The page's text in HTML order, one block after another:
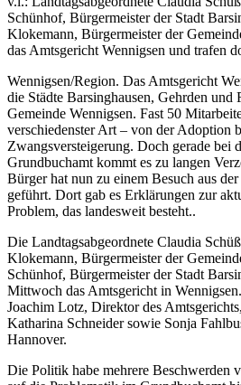
Schünhof, Bürgermeister der Stadt
Klokemann, Bürgermeister der
das Amtsgericht Wennigsen und trafen
Wennigsen/Region. Das Amtsgericht
die Städte Barsinghausen, Gehrden
Gemeinde Wennigsen. Fast 50
verschiedenster Art – von der Adoption
Zwangsversteigerung. Doch gerade bei
Grundbuchamt kommt es zu langen
Bürger hat nun zu einem Besuch aus
geführt. Dort gab es Erklärungen zur
Problem, das landesweit besteht..
Die Landtagsabgeordnete Claudia
Klokemann, Bürgermeister der
Schünhof, Bürgermeister der Stadt
Mittwoch das Amtsgericht in
Joachim Lotz, Direktor des
Katharina Schneider sowie Sonja
Hannover.
Die Politik habe mehrere Beschwerden